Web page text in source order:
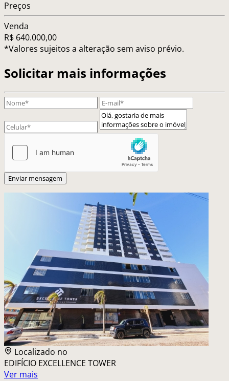
Preços
Venda
R$ 640.000,00
*Valores sujeitos a alteração sem aviso prévio.
Solicitar mais informações
Enviar mensagem
Localizado no
EDIFÍCIO EXCELLENCE TOWER
Ver mais